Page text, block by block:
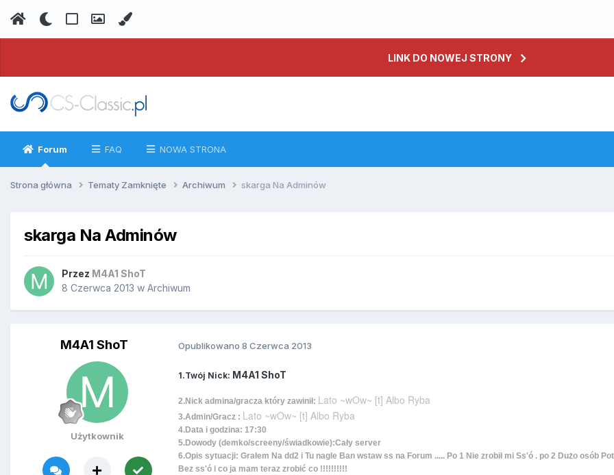
LINK DO NOWEJ STRONY
Forum FAQ NOWA STRONA
Strona główna Tematy Zamknięte Archiwum skarga Na Adminów
skarga Na Adminów
Przez M4A1 ShoT
8 Czerwca 2013 w Archiwum
M4A1 ShoT
Użytkownik
Opublikowano 8 Czerwca 2013
1.Twój Nick: M4A1 ShoT
2.Nick admina/gracza który zawinił: Lato ~wOw~ [t] Albo Ryba
3.Admin/Gracz : Lato ~wOw~ [t] Albo Ryba
4.Data i godzina: 17:30
5.Dowody (demko/screeny/świadkowie):Cały server
6.Opis sytuacji: Grałem Na dd2 i Tu nagle Ban wstaw ss na Forum ..... Po 1 Nie zrobił mi Ss'ó . po 2 Dużo osób
Bez ss'ó i co ja mam teraz zrobić co !!!!!!!!!!